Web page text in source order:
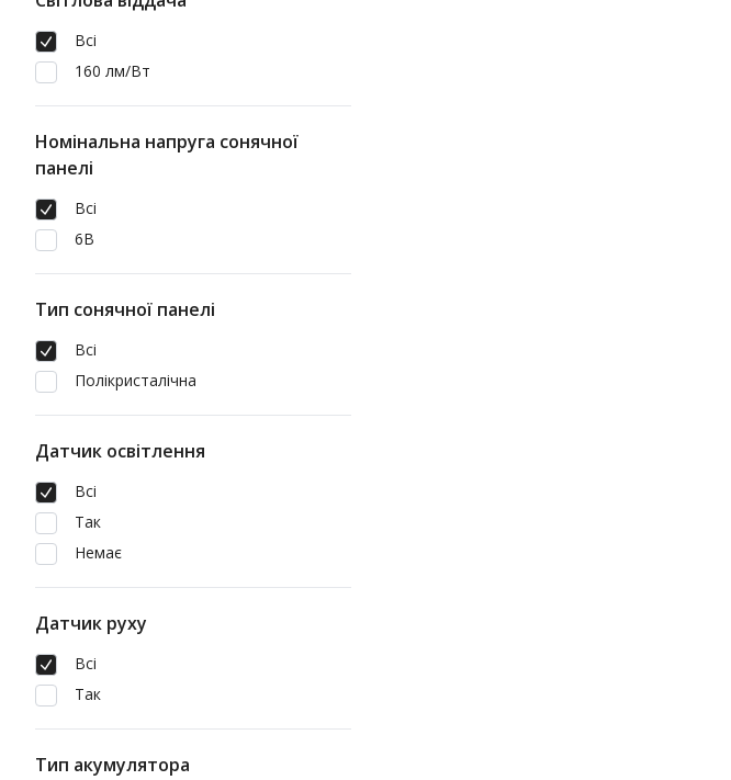
Всі
160 лм/Вт
Номінальна напруга сонячної
панелі
Всі
6В
Тип сонячної панелі
Всі
Полікристалічна
Датчик освітлення
Всі
Так
Немає
Датчик руху
Всі
Так
Тип акумулятора